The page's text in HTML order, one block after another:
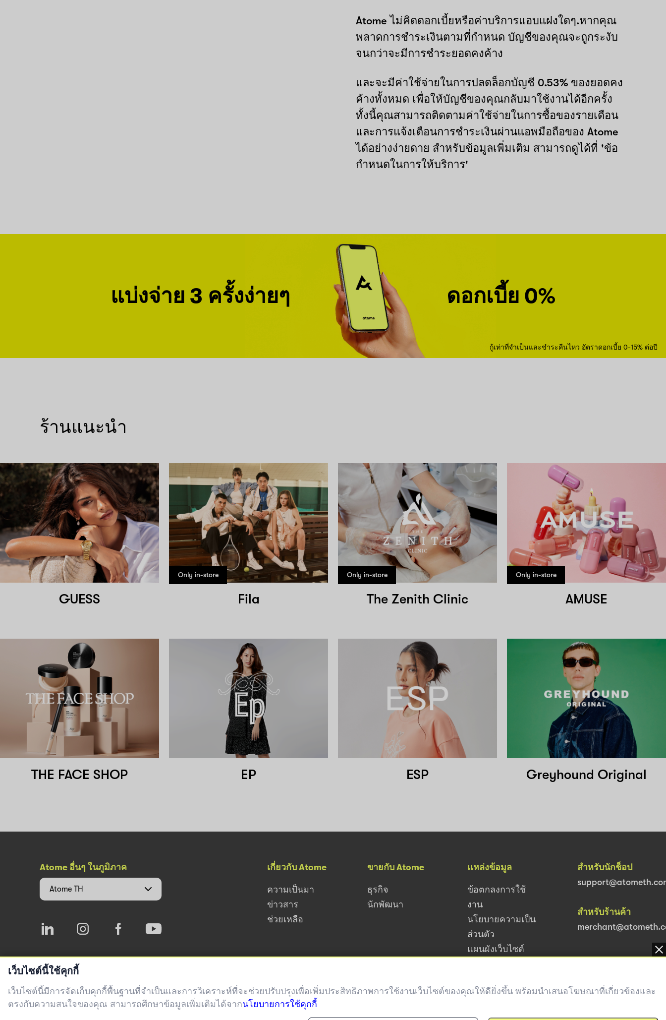
Atome ไม่คิดดอกเบี้ยหรือค่าบริการแอบแฝงใดๆ.หากคุณ
พลาดการชำระเงินตามที่กำหนด บัญชีของคุณจะถูกระงับ
จนกว่าจะมีการชำระยอดคงค้าง
และจะมีค่าใช้จ่ายในการปลดล็อกบัญชี 0.53% ของยอดคง
ค้างทั้งหมด เพื่อให้บัญชีของคุณกลับมาใช้งานได้อีกครั้ง
ทั้งนี้คุณสามารถติดตามค่าใช้จ่ายในการซื้อของรายเดือน
และการแจ้งเตือนการชำระเงินผ่านแอพมือถือของ Atome
ได้อย่างง่ายดาย สำหรับข้อมูลเพิ่มเติม สามารถดูได้ที่ 'ข้อ
กำหนดในการให้บริการ'
แบ่งจ่าย 3 ครั้งง่ายๆ ดอกเบี้ย 0%
กู้เท่าที่จำเป็นและชำระคืนไหว อัตราดอกเบี้ย 0-15% ต่อปี
ร้านแนะนำ
GUESS
Only in-store
Fila
Only in-store
The Zenith Clinic
Only in-store
AMUSE
THE FACE SHOP EP ESP Greyhound Original
Atome อื่นๆ ในภูมิภาค
Atome TH
เกี่ยวกับ Atome
ความเป็นมา
ข่าวสาร
ช่วยเหลือ
ขายกับ Atome
ธุรกิจ
นักพัฒนา
แหล่งข้อมูล
ข้อตกลงการใช้
งาน
นโยบายความเป็น
ส่วนตัว
แผนผังเว็บไซต์
สำหรับนักช็อป
สำหรับร้านค้า
เว็บไซต์นี้ใช้คุกกี้
เว็บไซต์นี้มีการจัดเก็บคุกกี้พื้นฐานที่จำเป็นและการวิเคราะห์ที่จะช่วยปรับปรุงเพื่อเพิ่มประสิทธิภาพการใช้งานเว็บไซต์ของคุณให้ดียิ่งขึ้น พร้อมนำเสนอโฆษณาที่เกี่ยวข้องและ
ตรงกับความสนใจของคุณ สามารถศึกษาข้อมูลเพิ่มเติมได้จากนโยบายการใช้คุกกี้